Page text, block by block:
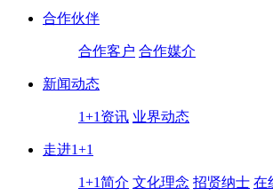
合作伙伴
合作客户 合作媒介
新闻动态
1+1资讯 业界动态
走进1+1
1+1简介 文化理念 招贤纳士 在